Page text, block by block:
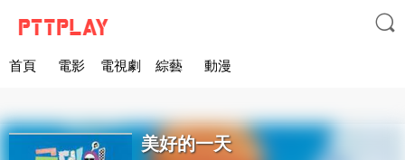

首頁 電影 電視劇 綜藝 動漫
美好的一天